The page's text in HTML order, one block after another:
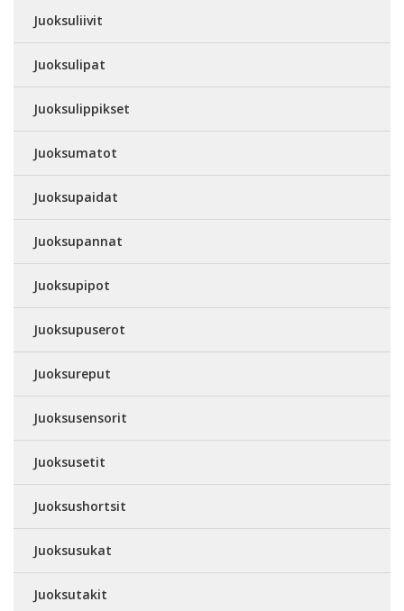
Juoksuliivit
Juoksulipat
Juoksulippikset
Juoksumatot
Juoksupaidat
Juoksupannat
Juoksupipot
Juoksupuserot
Juoksureput
Juoksusensorit
Juoksusetit
Juoksushortsit
Juoksusukat
Juoksutakit